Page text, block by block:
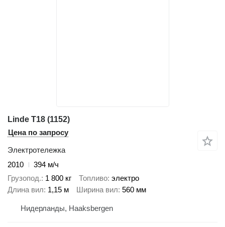
Linde T18 (1152)
Цена по запросу
Электротележка
2010
394 м/ч
Грузопод. 1 800 кг Топливо электро
Длина вил 1,15 м Ширина вил 560 мм
Нидерланды, Haaksbergen